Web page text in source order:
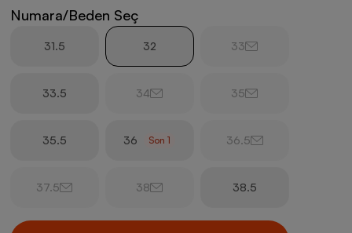
Numara/Beden Seç
31.5 32 33
33.5 34 35
35.5 36 Son1 36.5
37.5 38 38.5